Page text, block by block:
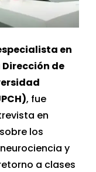
en
de
, fue
en
los
y
a clases